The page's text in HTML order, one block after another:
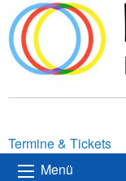
Termine & Tickets
Menü